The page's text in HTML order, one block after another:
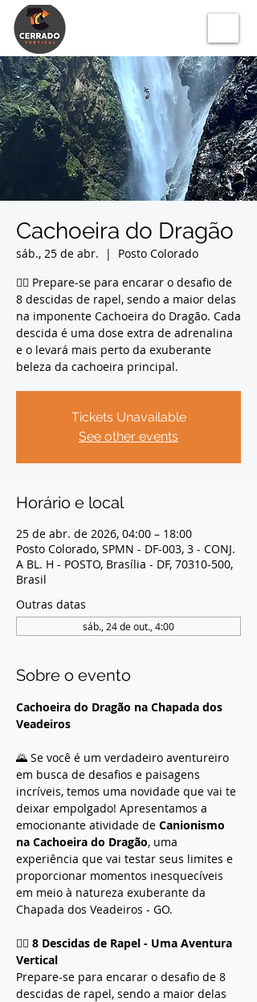
Cachoeira do Dragão
sáb., 25 de abr.
  |
Posto Colorado
🧗‍♂️ Prepare-se para encarar o desafio de
8 descidas de rapel, sendo a maior delas
na imponente Cachoeira do Dragão. Cada
descida é uma dose extra de adrenalina
e o levará mais perto da exuberante
beleza da cachoeira principal.
Tickets Unavailable
See other events
Horário e local
25 de abr. de 2026, 04:00 – 18:00
Posto Colorado, SPMN - DF-003, 3 - CONJ.
A BL. H - POSTO, Brasília - DF, 70310-500,
Brasil
Outras datas
sáb., 24 de out., 4:00
Sobre o evento
Cachoeira do Dragão na Chapada dos
Veadeiros
🌄 Se você é um verdadeiro aventureiro
em busca de desafios e paisagens
incríveis, temos uma novidade que vai te
deixar empolgado! Apresentamos a
emocionante atividade de Canionismo
na Cachoeira do Dragão, uma
experiência que vai testar seus limites e
proporcionar momentos inesquecíveis
em meio à natureza exuberante da
Chapada dos Veadeiros - GO.
🧗‍♂️ 8 Descidas de Rapel - Uma Aventura
Vertical
Prepare-se para encarar o desafio de 8
descidas de rapel, sendo a maior delas